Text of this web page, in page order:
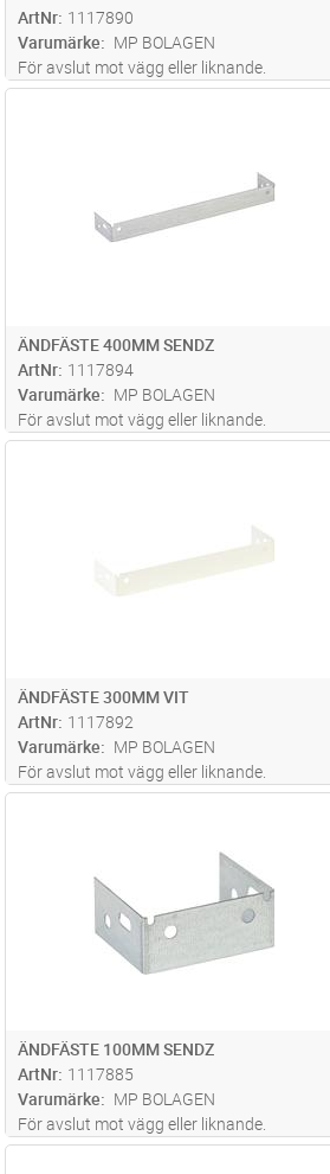
ArtNr 1117890
Varumärke
MP BOLAGEN
För avslut mot vägg eller liknande.
ÄNDFÄSTE 400MM SENDZ
ArtNr 1117894
Varumärke
MP BOLAGEN
För avslut mot vägg eller liknande.
ÄNDFÄSTE 300MM VIT
ArtNr 1117892
Varumärke
MP BOLAGEN
För avslut mot vägg eller liknande.
ÄNDFÄSTE 100MM SENDZ
ArtNr 1117885
Varumärke
MP BOLAGEN
För avslut mot vägg eller liknande.